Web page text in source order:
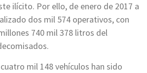
ilícito. Por ello, de enero de 2017 a
dos mil 574 operativos, con
740 mil 378 litros del
mil 148 vehículos han sido